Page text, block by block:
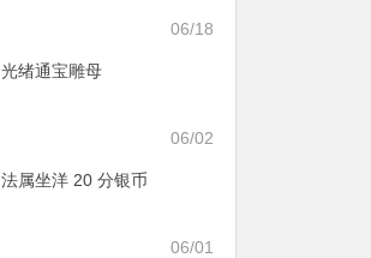
06/18
光绪通宝雕母
06/02
法属坐洋 20 分银币
06/01